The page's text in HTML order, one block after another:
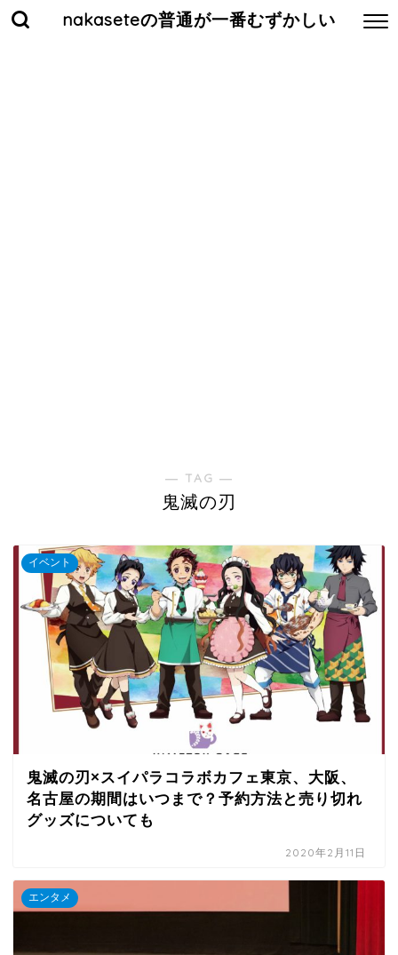
nakaseteの普通が一番むずかしい
― TAG ―
鬼滅の刃
イベント
鬼滅の刃×スイパラコラボカフェ東京、大阪、
名古屋の期間はいつまで？予約方法と売り切れ
グッズについても
2020年2月11日
エンタメ